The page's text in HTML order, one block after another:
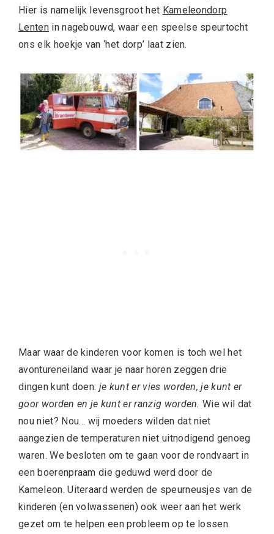
Hier is namelijk levensgroot het Kameleondorp
Lentenin nagebouwd, waar een speelse speurtocht
ons elk hoekje van ‘het dorp’ laat zien.
Maar waar de kinderen voor komen is toch wel het
avontureneiland waar je naar horen zeggen drie
dingen kunt doen: je kunt er vies worden, je kunt er
goor worden en je kunt er ranzig worden.Wie wil dat
nou niet? Nou… wij moeders wilden dat niet
aangezien de temperaturen niet uitnodigend genoeg
waren. We besloten om te gaan voor de rondvaart in
een boerenpraam die geduwd werd door de
Kameleon. Uiteraard werden de speurneusjes van de
kinderen (en volwassenen) ook weer aan het werk
gezet om te helpen een probleem op te lossen.